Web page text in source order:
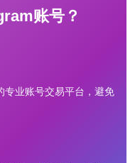
账号？
专业账号交易平台，避免